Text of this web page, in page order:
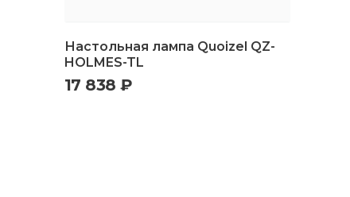
Настольная лампа Quoizel QZ-
HOLMES-TL
17 838 ₽